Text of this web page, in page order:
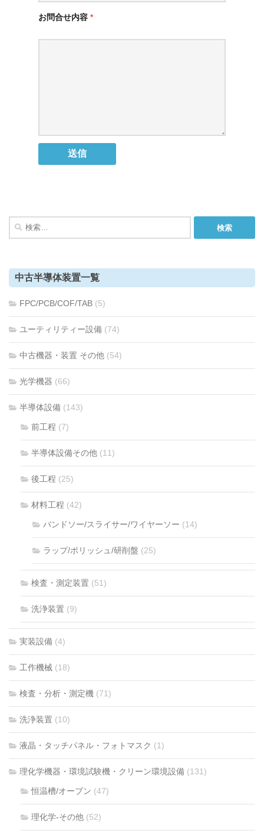
お問合せ内容 *
検
中古半導体装置一覧
FPC/PCB/COF/TAB (5)
ユーティリティー設備 (74)
中古機器・装置 その他 (54)
光学機器 (66)
半導体設備 (143)
前工程 (7)
半導体設備その他 (11)
後工程 (25)
材料工程 (42)
バンドソー/スライサー/ワイヤーソー (14)
ラップ/ポリッシュ/研削盤 (25)
検査・測定装置 (51)
洗浄装置 (9)
実装設備 (4)
工作機械 (18)
検査・分析・測定機 (71)
洗浄装置 (10)
液晶・タッチパネル・フォトマスク (1)
理化学機器・環境試験機・クリーン環境設備 (131)
恒温槽/オーブン (47)
理化学-その他 (52)